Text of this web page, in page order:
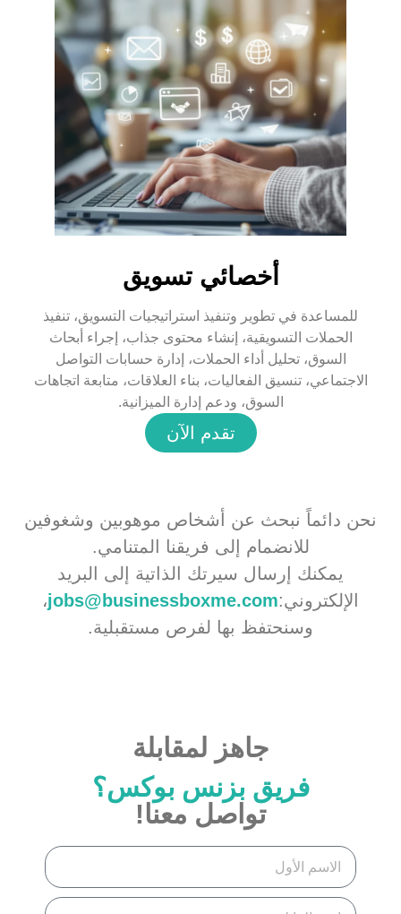
أخصائي تسويق
للمساعدة في تطوير وتنفيذ استراتيجيات التسويق، تنفيذ
الحملات التسويقية، إنشاء محتوى جذاب، إجراء أبحاث
السوق، تحليل أداء الحملات، إدارة حسابات التواصل
الاجتماعي، تنسيق الفعاليات، بناء العلاقات، متابعة اتجاهات
السوق، ودعم إدارة الميزانية.
تقدم الآن
نحن دائماً نبحث عن أشخاص موهوبين وشغوفين
للانضمام إلى فريقنا المتنامي.
يمكنك إرسال سيرتك الذاتية إلى البريد
الإلكتروني:jobs@businessboxme.com،
وسنحتفظ بها لفرص مستقبلية.
جاهز لمقابلة
فريق بزنس بوكس؟
تواصل معنا!